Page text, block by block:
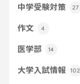
中学受験対策 27
作文 4
医学部 14
大学入試情報 102